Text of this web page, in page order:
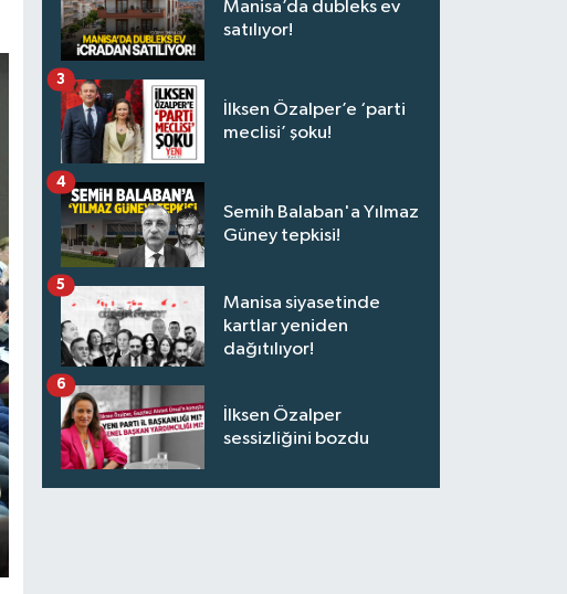
Manisa’da dubleks ev
satılıyor!
İlksen Özalper’e ‘parti
meclisi’ şoku!
3
Semih Balaban'a Yılmaz
Güney tepkisi!
4
Manisa siyasetinde
kartlar yeniden
dağıtılıyor!
5
İlksen Özalper
sessizliğini bozdu
6